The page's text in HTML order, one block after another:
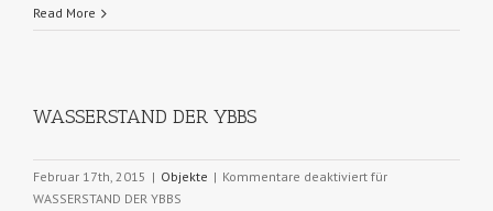
Read More
WASSERSTAND DER YBBS
Februar 17th, 2015 | Objekte | Kommentare deaktiviert für
WASSERSTAND DER YBBS